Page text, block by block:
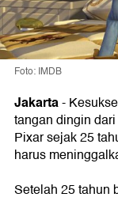
Foto: IMDB
Jakarta-
tangan dingin
Pixar sejak 25
harus
Setelah 25 tahun